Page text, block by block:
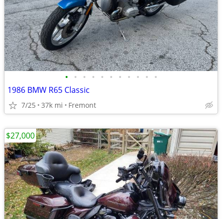
• • • • • • • • • • •
1986 BMW R65 Classic
7/25 37k mi Fremont
$27,000